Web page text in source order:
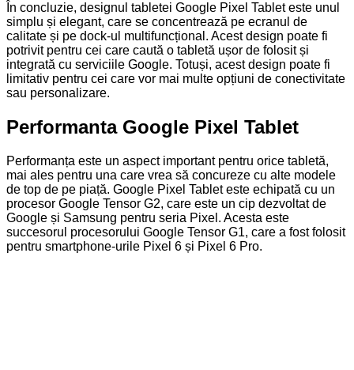
În concluzie, designul tabletei Google Pixel Tablet este unul
simplu și elegant, care se concentrează pe ecranul de
calitate și pe dock-ul multifuncțional. Acest design poate fi
potrivit pentru cei care caută o tabletă ușor de folosit și
integrată cu serviciile Google. Totuși, acest design poate fi
limitativ pentru cei care vor mai multe opțiuni de conectivitate
sau personalizare.
Performanta Google Pixel Tablet
Performanța este un aspect important pentru orice tabletă,
mai ales pentru una care vrea să concureze cu alte modele
de top de pe piață. Google Pixel Tablet este echipată cu un
procesor Google Tensor G2, care este un cip dezvoltat de
Google și Samsung pentru seria Pixel. Acesta este
succesorul procesorului Google Tensor G1, care a fost folosit
pentru smartphone-urile Pixel 6 și Pixel 6 Pro.